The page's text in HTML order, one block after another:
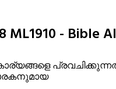
- Bible AI